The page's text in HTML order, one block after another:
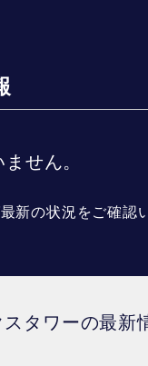
せん。
新の状況をご確認
タワーの最新